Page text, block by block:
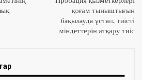
қоғам тыныштығын
бақылауда ұстап, тиісті
міндеттерін атқару тиіс